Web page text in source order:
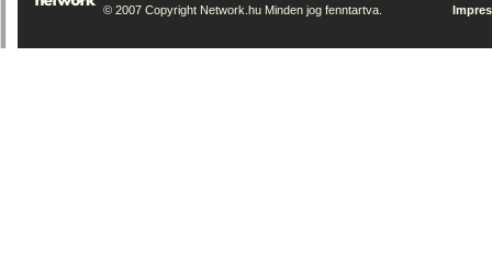
© 2007 Copyright Network.hu Minden jog fenntartva.